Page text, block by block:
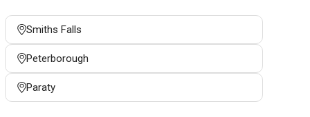
Smiths Falls
Peterborough
Paraty